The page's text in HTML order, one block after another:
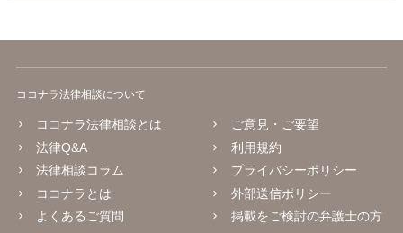
ココナラ法律相談について
ココナラ法律相談とは
法律Q&A
法律相談コラム
ココナラとは
よくあるご質問
ご意見・ご要望
利用規約
プライバシーポリシー
外部送信ポリシー
掲載をご検討の弁護士の方